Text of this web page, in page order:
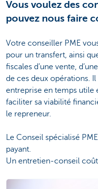
Vous voulez des
pouvez nous faire
Votre conseiller PME
pour un transfert, ainsi
fiscales d’une vente,
de ces deux opérations.
entreprise en temps utile
faciliter sa viabilité
le repreneur.
Le Conseil spécialisé
payant.
Un entretien-conseil